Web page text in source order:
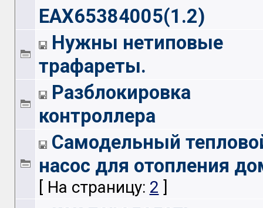
EAX65384005(1.2)
Нужны нетиповые
трафареты.
Разблокировка
контроллера
Самодельный
насос для отопления
[ На страницу: 2 ]